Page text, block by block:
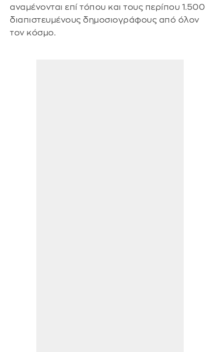
αναμένονται επί τόπου και τους περίπου 1.500
διαπιστευμένους δημοσιογράφους από όλον
τον κόσμο.